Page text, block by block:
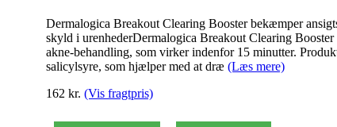
Dermalogica Breakout Clearing Booster bekæmper
skyld i urenhederDermalogica Breakout Clearing
akne-behandling, som virker indenfor 15 minutter.
salicylsyre, som hjælper med at dræ (Læs mere)
162 kr. (Vis fragtpris)